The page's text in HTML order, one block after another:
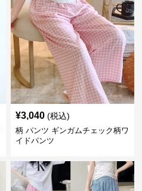
¥3,040 (税込)
柄 パンツ ギンガムチェック柄ワ
イドパンツ